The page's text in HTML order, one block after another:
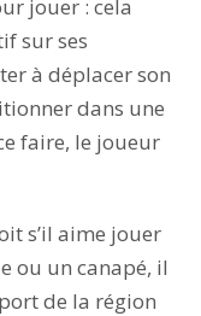
jouer : cela
sur ses
à déplacer son
dans une
faire, le joueur
s’il aime jouer
ou un canapé, il
de la région